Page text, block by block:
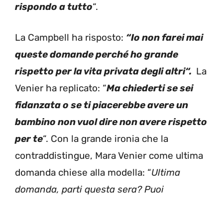
rispondo a tutto“.
La Campbell ha risposto: “Io non farei mai
queste domande perché ho grande
rispetto per la vita privata degli altri“. La
Venier ha replicato: “Ma chiederti se sei
fidanzata o se ti piacerebbe avere un
bambino non vuol dire non avere rispetto
per te“. Con la grande ironia che la
contraddistingue, Mara Venier come ultima
domanda chiese alla modella: “Ultima
domanda, parti questa sera? Puoi